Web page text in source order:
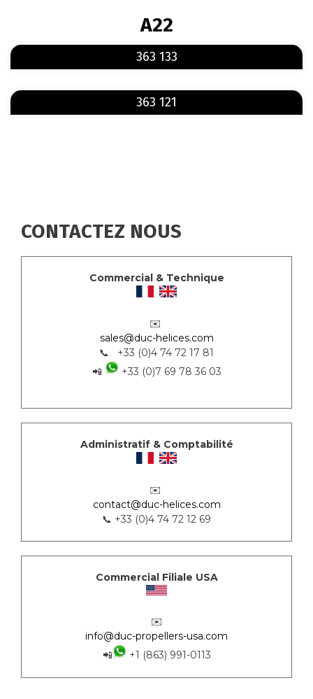
A22
363 133
363 121
CONTACTEZ NOUS
Commercial & Technique
✉️
sales@duc-helices.com
📞 +33 (0)4 74 72 17 81
📲
+33 (0)7 69 78 36 03
Administratif & Comptabilité
✉️
contact@duc-helices.com
📞 +33 (0)4 74 72 12 69
Commercial Filiale USA
✉️
info@duc-propellers-usa.com
📲
+1 (863) 991-0113